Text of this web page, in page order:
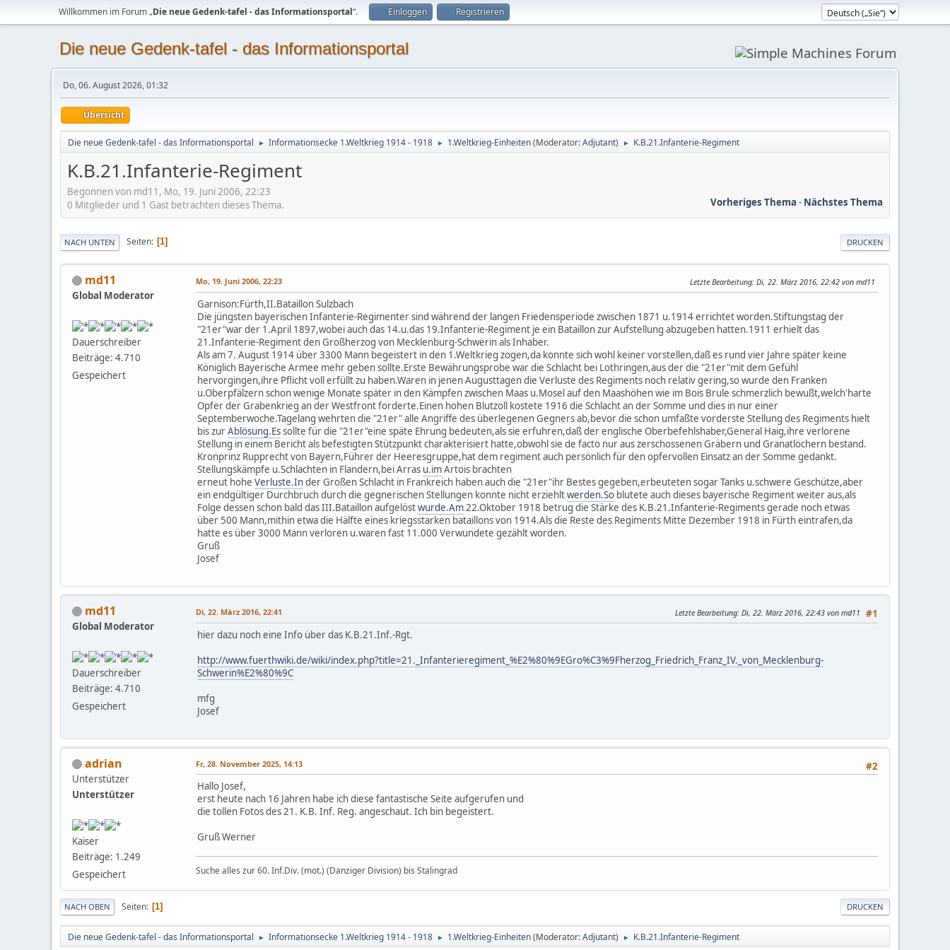
Willkommen im Forum „Die neue Gedenk-tafel - das Informationsportal“. Einloggen Registrieren
Die neue Gedenk-tafel - das Informationsportal
Do, 06. August 2026, 01:32
Übersicht
Die neue Gedenk-tafel - das Informationsportal ► Informationsecke 1.Weltkrieg 1914 - 1918 ► 1.Weltkrieg-Einheiten(Moderator:Adjutant) ► K.B.21.Infanterie-Regiment
K.B.21.Infanterie-Regiment
Begonnen von md11, Mo, 19. Juni 2006, 22:23
Vorheriges Thema - Nächstes Thema
0 Mitglieder und 1 Gast betrachten dieses Thema.
DRUCKEN
NACH UNTEN Seiten 1
md11
Global Moderator
Dauerschreiber
Beiträge: 4.710
Gespeichert
Mo, 19. Juni 2006, 22:23 Letzte Bearbeitung: Di, 22. März 2016, 22:42 von md11
Garnison:Fürth,II.Bataillon Sulzbach
Die jüngsten bayerischen Infanterie-Regimenter sind während der langen Friedensperiode zwischen 1871 u.1914 errichtet worden.Stiftungstag der
"21er"war der 1.April 1897,wobei auch das 14.u.das 19.Infanterie-Regiment je ein Bataillon zur Aufstellung abzugeben hatten.1911 erhielt das
21.Infanterie-Regiment den Großherzog von Mecklenburg-Schwerin als Inhaber.
Als am 7. August 1914 über 3300 Mann begeistert in den 1.Weltkrieg zogen,da konnte sich wohl keiner vorstellen,daß es rund vier Jahre später keine
Königlich Bayerische Armee mehr geben sollte.Erste Bewährungsprobe war die Schlacht bei Lothringen,aus der die "21er"mit dem Gefühl
hervorgingen,ihre Pflicht voll erfüllt zu haben.Waren in jenen Augusttagen die Verluste des Regiments noch relativ gering,so wurde den Franken
u.Oberpfälzern schon wenige Monate später in den Kämpfen zwischen Maas u.Mosel auf den Maashöhen wie im Bois Brule schmerzlich bewußt,welch'harte
Opfer der Grabenkrieg an der Westfront forderte.Einen hohen Blutzoll kostete 1916 die Schlacht an der Somme und dies in nur einer
Septemberwoche.Tagelang wehrten die "21er" alle Angriffe des überlegenen Gegners ab,bevor die schon umfaßte vorderste Stellung des Regiments hielt
bis zurAblösung.Essollte für die "21er"eine späte Ehrung bedeuten,als sie erfuhren,daß der englische Oberbefehlshaber,General Haig,ihre verlorene
Stellung in einem Bericht als befestigten Stützpunkt charakterisiert hatte,obwohl sie de facto nur aus zerschossenen Gräbern und Granatlöchern bestand.
Kronprinz Rupprecht von Bayern,Führer der Heeresgruppe,hat dem regiment auch persönlich für den opfervollen Einsatz an der Somme gedankt.
Stellungskämpfe u.Schlachten in Flandern,bei Arras u.imArtois brachten
erneut hohe Verluste.Inder Großen Schlacht in Frankreich haben auch die "21er"ihr Bestes gegeben,erbeuteten sogar Tanks u.schwere Geschütze,aber
ein endgültiger Durchbruch durch die gegnerischen Stellungen konnte nicht erziehltwerden.So blutete auch dieses bayerische Regiment weiter aus,als
Folge dessen schon bald das III.Bataillon aufgelöstwurde.Am 22.Oktober 1918 betrug die Stärke des K.B.21.Infanterie-Regiments gerade noch etwas
über 500 Mann,mithin etwa die Hälfte eines kriegsstarken bataillons von 1914.Als die Reste des Regiments Mitte Dezember 1918 in Fürth eintrafen,da
hatte es über 3000 Mann verloren u.waren fast 11.000 Verwundete gezählt worden.
Gruß
Josef
md11
Global Moderator
Dauerschreiber
Beiträge: 4.710
Gespeichert
#1
Di, 22. März 2016, 22:41 Letzte Bearbeitung: Di, 22. März 2016, 22:43 von md11
hier dazu noch eine Info über das K.B.21.Inf.-Rgt.
http://www.fuerthwiki.de/wiki/index.php?title=21._Infanterieregiment_%E2%80%9EGro%C3%9Fherzog_Friedrich_Franz_IV._von_Mecklenburg-
Schwerin%E2%80%9C
mfg
Josef
adrian
Unterstützer
Unterstützer
Kaiser
Beiträge: 1.249
Gespeichert
#2
Fr, 28. November 2025, 14:13
Hallo Josef,
erst heute nach 16 Jahren habe ich diese fantastische Seite aufgerufen und
die tollen Fotos des 21. K.B. Inf. Reg. angeschaut. Ich bin begeistert.
Gruß Werner
Suche alles zur 60. Inf.Div. (mot.) (Danziger Division) bis Stalingrad
DRUCKEN
NACH OBEN Seiten 1
Die neue Gedenk-tafel - das Informationsportal ► Informationsecke 1.Weltkrieg 1914 - 1918 ► 1.Weltkrieg-Einheiten(Moderator:Adjutant) ► K.B.21.Infanterie-Regiment